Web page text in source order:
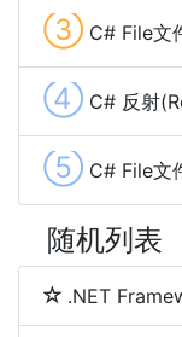
③ C# File文
④ C# 反射
⑤ C# File文
随机列表
.NET Framework